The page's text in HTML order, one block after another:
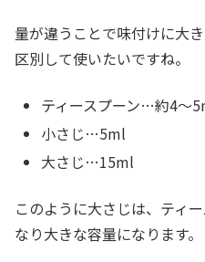
量が違うことで味付けに大
区別して使いたいですね。
ティースプーン…約4〜
小さじ…5ml
大さじ…15ml
このように大さじは、ティ
なり大きな容量になります。